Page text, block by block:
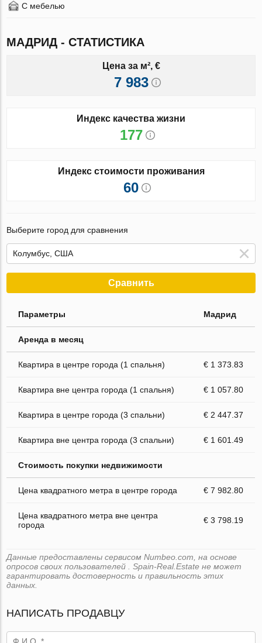
С мебелью
МАДРИД - СТАТИСТИКА
Цена за м², €
7 983
Индекс качества жизни
177
Индекс стоимости проживания
60
Выберите город для сравнения
Сравнить
Параметры Мадрид
Аренда в месяц
Квартира в центре города (1 спальня) € 1 373.83
Квартира вне центра города (1 спальня) € 1 057.80
Квартира в центре города (3 спальни) € 2 447.37
Квартира вне центра города (3 спальни) € 1 601.49
Стоимость покупки недвижимости
Цена квадратного метра в центре города € 7 982.80
Цена квадратного метра вне центра
города
€ 3 798.19
Данные предоставлены сервисом Numbeo.com, на основе
опросов своих пользователей . Spain-Real.Estate не может
гарантировать достоверность и правильность этих
данных.
НАПИСАТЬ ПРОДАВЦУ